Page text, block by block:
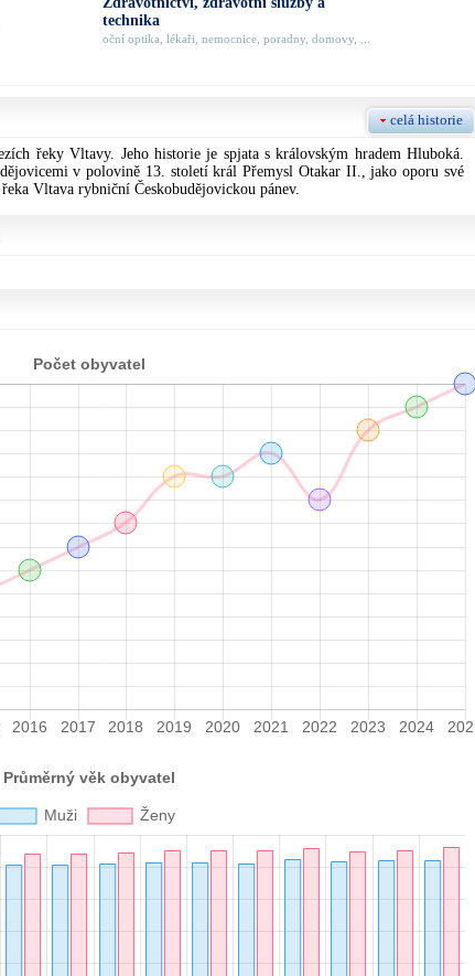
technika
oční optika, lékaři, nemocnice, poradny, domovy, ...
celá historie
řeky Vltavy. Jeho historie je spjata s královským hradem Hluboká.
v polovině 13. století král Přemysl Otakar II., jako oporu své
Vltava rybniční Českobudějovickou pánev.